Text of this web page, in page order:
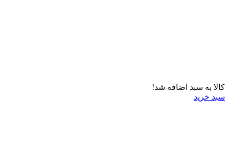
کالا به سبد اضافه شد!
سبد خرید